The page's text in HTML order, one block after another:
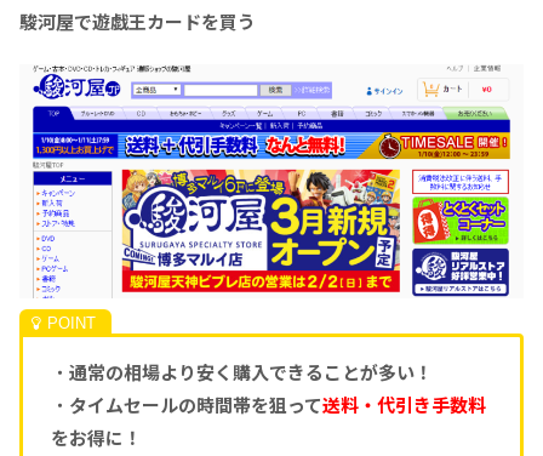
駿河屋で遊戯王カードを買う
・ 通常の相場より安く購入できることが多い！
・ タイムセールの時間帯を狙って送料・代引き手数料
をお得に！